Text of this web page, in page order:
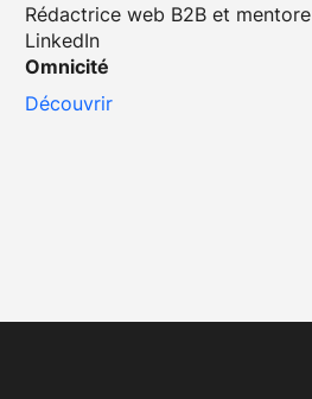
Rédactrice web B2B et mentore
LinkedIn
Omnicité
Découvrir